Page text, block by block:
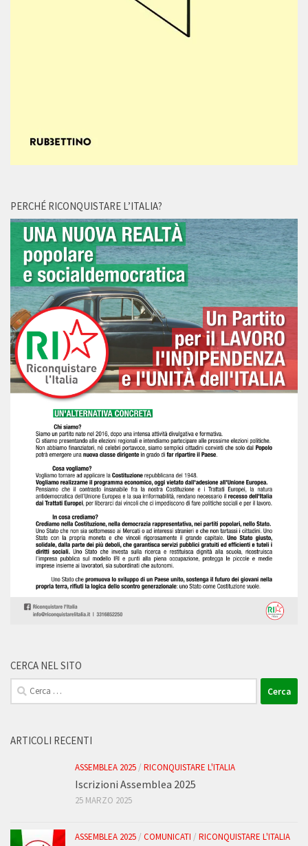
PERCHÉ RICONQUISTARE L’ITALIA?
CERCA NEL SITO
Ricerca
per:
ARTICOLI RECENTI
ASSEMBLEA 2025 / RICONQUISTARE L'ITALIA
Iscrizioni Assemblea 2025
25 MARZO 2025
ASSEMBLEA 2025 / COMUNICATI / RICONQUISTARE L'ITALIA